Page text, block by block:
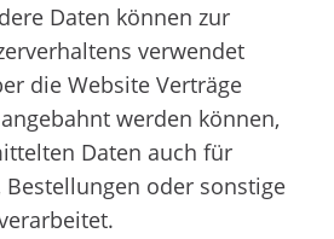
Daten können zur
verwendet
die Website Verträge
werden können,
Daten auch für
Bestellungen oder sonstige